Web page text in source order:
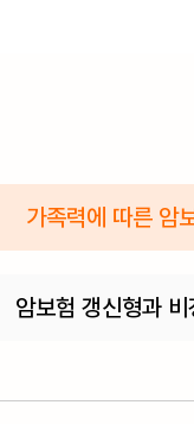
가족력에 따른 암
암보험 갱신형과